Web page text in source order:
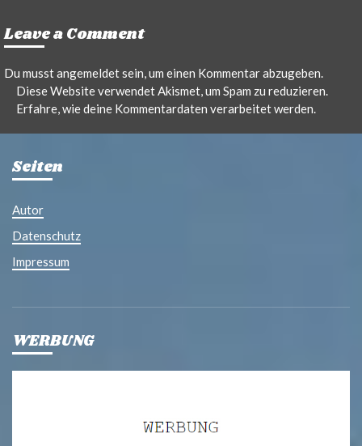
Leave a Comment
Du musstangemeldetsein, um einen Kommentar abzugeben.
Diese Website verwendet Akismet, um Spam zu reduzieren.
Erfahre, wie deine Kommentardaten verarbeitet werden.
Seiten
Autor
Datenschutz
Impressum
WERBUNG